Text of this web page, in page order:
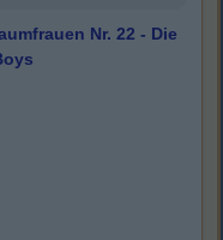
Nr. 22 - Die